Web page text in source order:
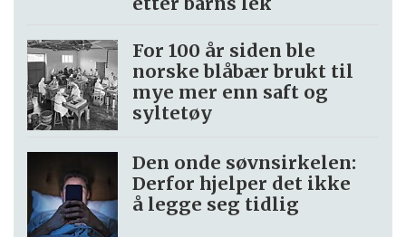
For 100 år siden ble
norske blåbær brukt til
mye mer enn saft og
syltetøy
Den onde søvnsirkelen:
Derfor hjelper det ikke
å legge seg tidlig